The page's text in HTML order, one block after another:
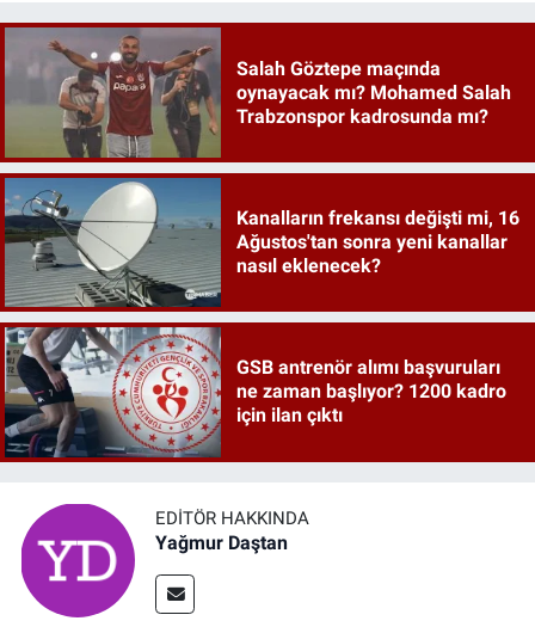
Salah Göztepe maçında
oynayacak mı? Mohamed Salah
Trabzonspor kadrosunda mı?
Kanalların frekansı değişti mi, 16
Ağustos'tan sonra yeni kanallar
nasıl eklenecek?
GSB antrenör alımı başvuruları
ne zaman başlıyor? 1200 kadro
için ilan çıktı
EDITÖR HAKKINDA
Yağmur Daştan